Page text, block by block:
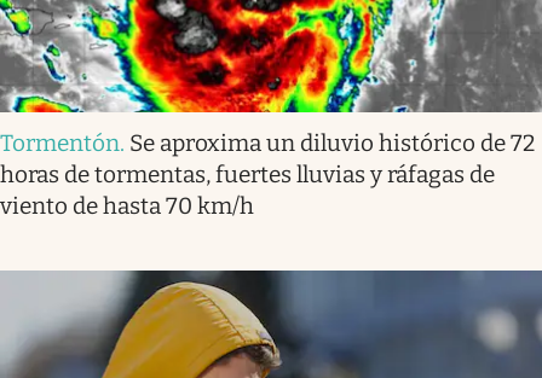
Tormentón. Se aproxima un diluvio histórico de 72
horas de tormentas, fuertes lluvias y ráfagas de
viento de hasta 70 km/h